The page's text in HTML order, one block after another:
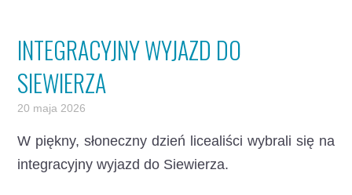
INTEGRACYJNY WYJAZD DO
SIEWIERZA
20 maja 2026
W piękny, słoneczny dzień licealiści wybrali się na
integracyjny wyjazd do Siewierza.